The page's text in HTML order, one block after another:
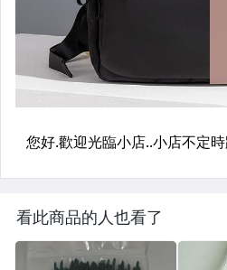
看此商品的人也看了